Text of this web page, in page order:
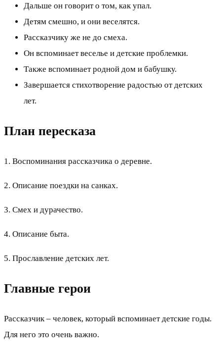
Дальше он говорит о том, как упал.
Детям смешно, и они веселятся.
Рассказчику же не до смеха.
Он вспоминает веселье и детские проблемки.
Также вспоминает родной дом и бабушку.
Завершается стихотворение радостью от детских
лет.
План пересказа
1. Воспоминания рассказчика о деревне.
2. Описание поездки на санках.
3. Смех и дурачество.
4. Описание быта.
5. Прославление детских лет.
Главные герои
Рассказчик – человек, который вспоминает детские годы.
Для него это очень важно.